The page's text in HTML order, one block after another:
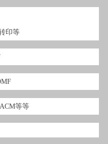
印等
等等